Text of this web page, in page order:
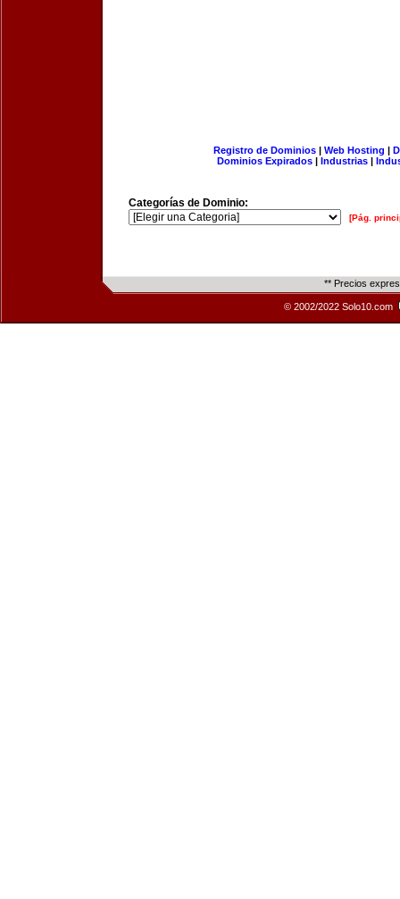
Registro de Dominios| Web Hosting |
Dominios Expirados | Industrias |
Categorías de Dominio:
[Pág.
** Precios
© 2002/2022 Solo10.com